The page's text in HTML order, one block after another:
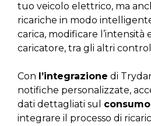
tuo veicolo elettrico, ma
ricariche in modo
carica, modificare l’intensità
caricatore, tra gli altri
Con l’integrazione di
notifiche personalizzate,
dati dettagliati sul consumo
integrare il processo di